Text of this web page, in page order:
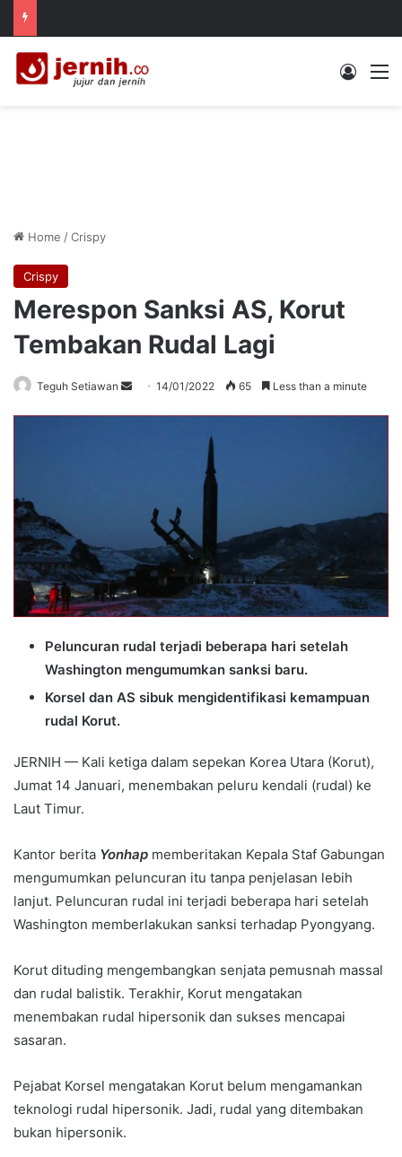
Log In
Home /Crispy
Crispy
Merespon Sanksi AS, Korut
Tembakan Rudal Lagi
Teguh Setiawan
Send14/01/2022 65 Less than a minute
Peluncuran rudal terjadi beberapa hari setelah
Washington mengumumkan sanksi baru.
Korsel dan AS sibuk mengidentifikasi kemampuan
rudal Korut.
JERNIH — Kali ketiga dalam sepekan Korea Utara (Korut),
Jumat 14 Januari, menembakan peluru kendali (rudal) ke
Laut Timur.
Kantor berita Yonhap memberitakan Kepala Staf Gabungan
mengumumkan peluncuran itu tanpa penjelasan lebih
lanjut. Peluncuran rudal ini terjadi beberapa hari setelah
Washington memberlakukan sanksi terhadap Pyongyang.
Korut dituding mengembangkan senjata pemusnah massal
dan rudal balistik. Terakhir, Korut mengatakan
menembakan rudal hipersonik dan sukses mencapai
sasaran.
Pejabat Korsel mengatakan Korut belum mengamankan
teknologi rudal hipersonik. Jadi, rudal yang ditembakan
bukan hipersonik.